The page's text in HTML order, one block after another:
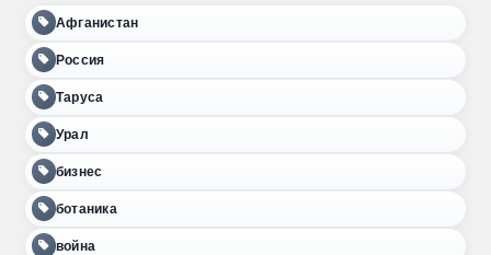
Афганистан
Россия
Таруса
Урал
бизнес
ботаника
война